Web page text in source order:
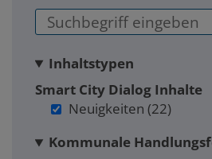
main
Zum
Seitenbereich
Zum
Hauptinhalt
Inhaltstypen
Smart City DialogInhalte
Neuigkeiten (22)
Kommunale